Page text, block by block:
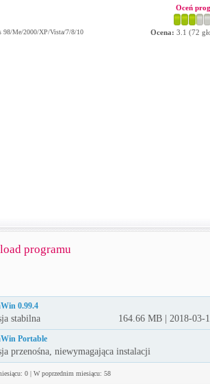
98/Me/2000/XP/Vista/7/8/10
Oceń
Ocena: 3.1 (72
programu
0.99.4
stabilna 164.66 MB | 2018-03-
Portable
przenośna, niewymagająca instalacji
0 | W poprzednim miesiącu: 58